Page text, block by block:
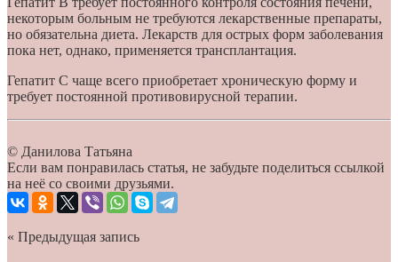
некоторым больным не требуются лекарственные препараты,
но обязательна диета. Лекарств для острых форм заболевания
пока нет, однако, применяется трансплантация.
Гепатит С чаще всего приобретает хроническую форму и
требует постоянной противовирусной терапии.
© Данилова Татьяна
Если вам понравилась статья, не забудьте поделиться ссылкой
на неё со своими друзьями.
« Предыдущая запись